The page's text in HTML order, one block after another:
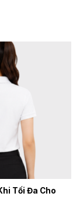
Tối Đa Cho